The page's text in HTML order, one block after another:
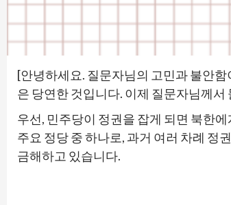
[안녕하세요. 질문자님의 고민과 불안
은 당연한 것입니다. 이제 질문자님께
우선, 민주당이 정권을 잡게 되면 북한
주요 정당 중 하나로, 과거 여러 차례 정
금해하고 있습니다.